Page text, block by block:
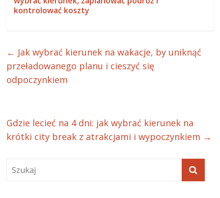
kontrolować koszty
← Jak wybrać kierunek na wakacje, by uniknąć
przeładowanego planu i cieszyć się
odpoczynkiem
Gdzie lecieć na 4 dni: jak wybrać kierunek na
krótki city break z atrakcjami i wypoczynkiem →